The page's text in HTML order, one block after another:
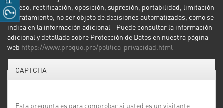
Acceso, rectificación, oposición, supresión, portabilidad, limitación
de tratamiento, no ser objeto de decisiones automatizadas, como se
indica en la información adicional. -Puede consultar la información
adicional y detallada sobre Protección de Datos en nuestra página
web https://www.proquo.pro/politica-privacidad.html
CAPTCHA
Esta pregunta es para comprobar si usted es un visitante